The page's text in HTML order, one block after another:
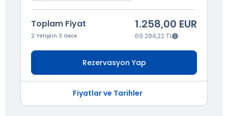
Toplam Fiyat
2 Yetişkin 3 Gece
1.258,00 EUR
69.284,22 TL
Rezervasyon Yap
Fiyatlar ve Tarihler